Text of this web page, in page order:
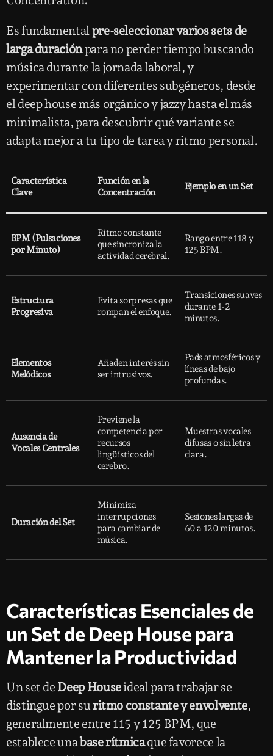
Es fundamentalpre-seleccionar varios sets de
larga duraciónpara no perder tiempo buscando
música durante la jornada laboral, y
experimentar con diferentes subgéneros, desde
el deep house más orgánico y jazzy hasta el más
minimalista, para descubrir qué variante se
adapta mejor a tu tipo de tarea y ritmo personal.
Característica
Clave
Función en la
Concentración
Ejemplo en un Set
BPM (Pulsaciones
por Minuto)
Ritmo constante
que sincroniza la
actividad cerebral.
Rango entre 118 y
125 BPM.
Estructura
Progresiva
Evita sorpresas que
rompan el enfoque.
Transiciones suaves
durante 1-2
minutos.
Elementos
Melódicos
Añaden interés sin
ser intrusivos.
Pads atmosféricos y
líneas de bajo
profundas.
Ausencia de
Vocales Centrales
Previene la
competencia por
recursos
lingüísticos del
cerebro.
Muestras vocales
difusas o sin letra
clara.
Duración del Set
Minimiza
interrupciones
para cambiar de
música.
Sesiones largas de
60 a 120 minutos.
Características Esenciales de
un Set de Deep House para
Mantener la Productividad
Un set de Deep Houseideal para trabajar se
distingue por suritmo constante y envolvente,
generalmente entre 115 y 125 BPM, que
establece unabase rítmicaque favorece la